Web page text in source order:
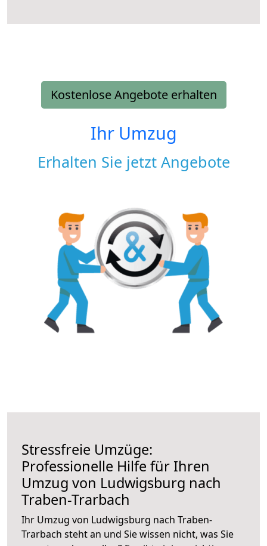
Kostenlose Angebote erhalten
Ihr Umzug
Erhalten Sie jetzt Angebote
Stressfreie Umzüge:
Professionelle Hilfe für Ihren
Umzug von Ludwigsburg nach
Traben-Trarbach
Ihr Umzug von Ludwigsburg nach Traben-
Trarbach steht an und Sie wissen nicht, was Sie